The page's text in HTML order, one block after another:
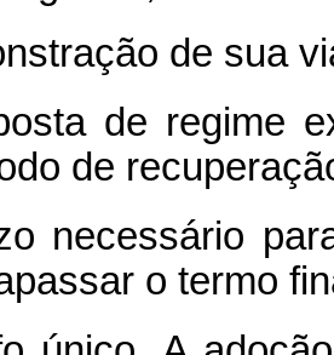
de sua
de regime
de
necessário
o termo